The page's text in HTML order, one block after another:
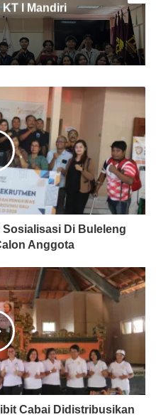
Di Buleleng
Anggota
Cabai Didistribusikan